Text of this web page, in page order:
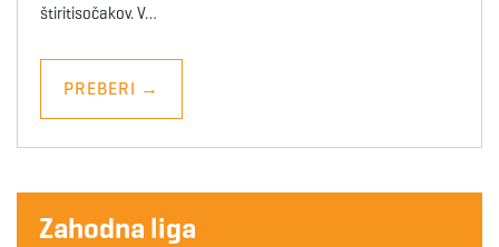
štiritisočakov. V…
PREBERI →
Zahodna liga